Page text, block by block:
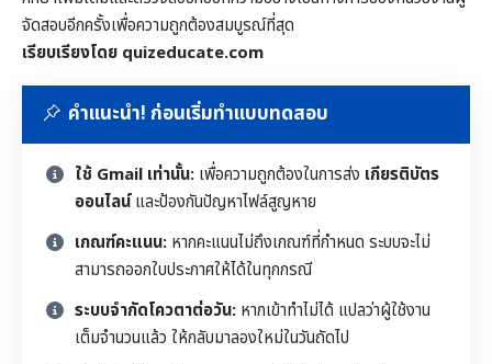
จัดสอบอีกครั้งเพื่อความถูกต้องสมบูรณ์ที่สุด
เรียบเรียงโดย quizeducate.com
คำแนะนำ! ก่อนเริ่มทำแบบทดสอบ
ใช้ Gmail เท่านั้น: เพื่อความถูกต้องในการส่ง เกียรติบัตร
ออนไลน์และป้องกันปัญหาไฟล์สูญหาย
เกณฑ์คะแนน: หากคะแนนไม่ถึงเกณฑ์ที่กำหนด ระบบจะไม่
สามารถออกใบประกาศให้ได้ในทุกกรณี
ระบบจำกัดโควตาต่อวัน: หากเข้าทำไม่ได้ แปลว่าผู้ใช้งาน
เต็มจำนวนแล้ว ให้กลับมาลองใหม่ในวันถัดไป